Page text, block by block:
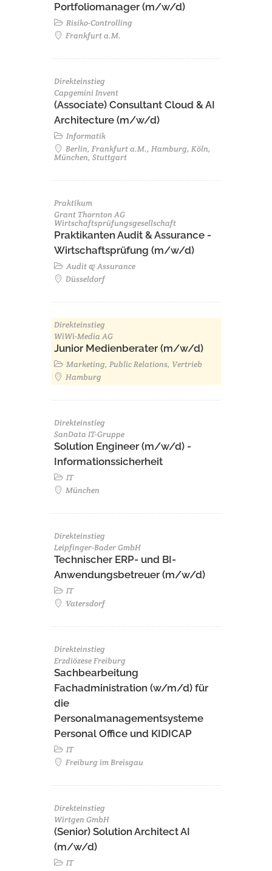
Portfoliomanager (m/w/d)
Risiko-Controlling
Frankfurt a.M.
Direkteinstieg
Capgemini Invent
(Associate) Consultant Cloud & AI
Architecture (m/w/d)​ ​
Informatik
Berlin, Frankfurt a.M., Hamburg, Köln,
München, Stuttgart
Praktikum
Grant Thornton AG
Wirtschaftsprüfungsgesellschaft
Praktikanten Audit & Assurance -
Wirtschaftsprüfung (m/w/d)
Audit & Assurance
Düsseldorf
Direkteinstieg
WiWi-Media AG
Junior Medienberater (m/w/d)
Marketing, Public Relations, Vertrieb
Hamburg
Direkteinstieg
SanData IT-Gruppe
Solution Engineer (m/w/d) -
Informationssicherheit
IT
München
Direkteinstieg
Leipfinger-Bader GmbH
Technischer ERP- und BI-
Anwendungsbetreuer (m/w/d)
IT
Vatersdorf
Direkteinstieg
Erzdiözese Freiburg
Sachbearbeitung
Fachadministration (w/m/d) für
die
Personalmanagementsysteme
Personal Office und KIDICAP
IT
Freiburg im Breisgau
Direkteinstieg
Wirtgen GmbH
(Senior) Solution Architect AI
(m/w/d)
IT